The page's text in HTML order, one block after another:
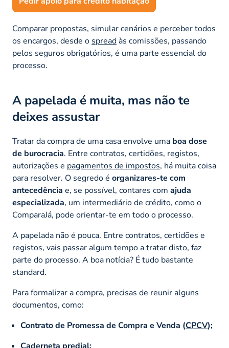
Comparar propostas, simular cenários e perceber todos
os encargos, desde o spread às comissões, passando
pelos seguros obrigatórios, é uma parte essencial do
processo.
A papelada é muita, mas não te
deixes assustar
Tratar da compra de uma casa envolve uma boa dose
de burocracia. Entre contratos, certidões, registos,
autorizações e pagamentos de impostos, há muita coisa
para resolver. O segredo é organizares-te com
antecedência e, se possível, contares com ajuda
especializada, um intermediário de crédito, como o
ComparaJá, pode orientar-te em todo o processo.
A papelada não é pouca. Entre contratos, certidões e
registos, vais passar algum tempo a tratar disto, faz
parte do processo. A boa notícia? É tudo bastante
standard.
Para formalizar a compra, precisas de reunir alguns
documentos, como:
Contrato de Promessa de Compra e Venda (CPCV);
Caderneta predial;